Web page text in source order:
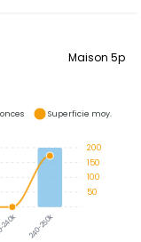
Maison 5p
240-250k
200
150
100
50
Superficie moy.